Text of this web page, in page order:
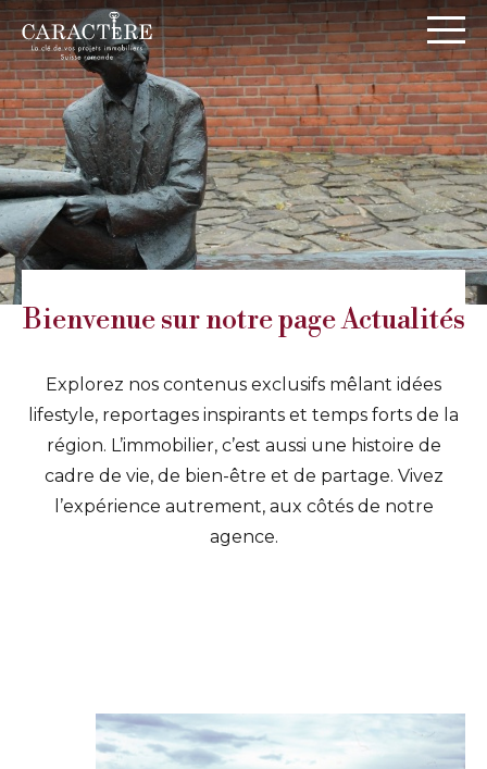
Accueil >Actualités
Bienvenue sur notre page Actualités
Explorez nos contenus exclusifs mêlant idées
lifestyle, reportages inspirants et temps forts de la
région. L’immobilier, c’est aussi une histoire de
cadre de vie, de bien-être et de partage. Vivez
l’expérience autrement, aux côtés de notre
agence.
Panneau de gestion des cookies